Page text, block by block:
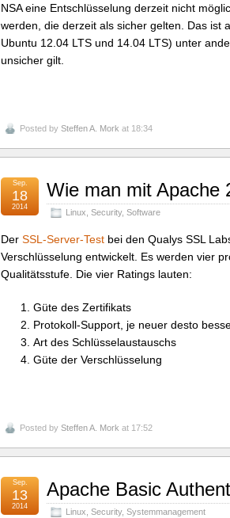
NSA eine Entschlüsselung derzeit nicht
werden, die derzeit als sicher gelten. Das ist
Ubuntu 12.04 LTS und 14.04 LTS) unter
unsicher gilt.
Posted by Steffen A. Mork at 18:34
Wie man mit Apache
Linux Security, Software
Sep.
18
2014
Der SSL-Server-Test bei den Qualys SSL
Verschlüsselung entwickelt. Es werden vier
Qualitätsstufe. Die vier Ratings lauten:
Güte des Zertifikats
Protokoll-Support, je neuer desto
Art des Schlüsselaustauschs
Güte der Verschlüsselung
Posted by Steffen A. Mork at 17:52
Apache Basic
Linux Security, Systemmanagement
Sep.
13
2014